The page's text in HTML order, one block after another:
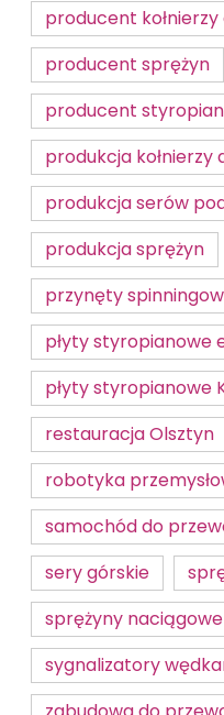
producent
producent sprężyn
producent
produkcja kołnierzy
produkcja serów
produkcja sprężyn
przynęty
płyty styropianowe
płyty styropianowe
restauracja Olsztyn
robotyka
samochód do
sery górskie
sprężyny naciągowe
sygnalizatory